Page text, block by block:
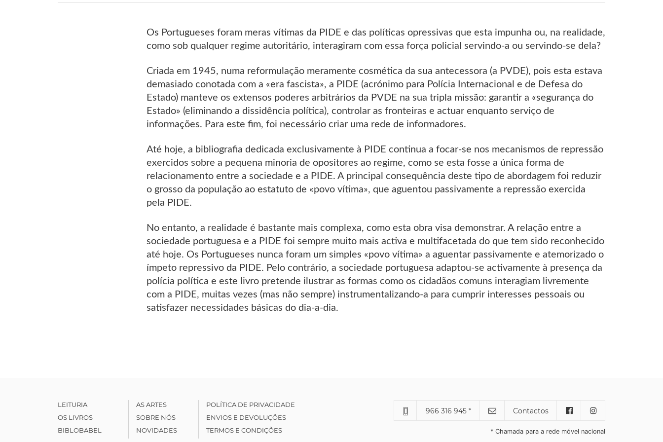
Os Portugueses foram meras vítimas da PIDE e das políticas opressivas que esta impunha ou, na realidade,
como sob qualquer regime autoritário, interagiram com essa força policial servindo-a ou servindo-se dela?
Criada em 1945, numa reformulação meramente cosmética da sua antecessora (a PVDE), pois esta estava
demasiado conotada com a «era fascista», a PIDE (acrónimo para Polícia Internacional e de Defesa do
Estado) manteve os extensos poderes arbitrários da PVDE na sua tripla missão: garantir a «segurança do
Estado» (eliminando a dissidência política), controlar as fronteiras e actuar enquanto serviço de
informações. Para este fim, foi necessário criar uma rede de informadores.
Até hoje, a bibliografia dedicada exclusivamente à PIDE continua a focar-se nos mecanismos de repressão
exercidos sobre a pequena minoria de opositores ao regime, como se esta fosse a única forma de
relacionamento entre a sociedade e a PIDE. A principal consequência deste tipo de abordagem foi reduzir
o grosso da população ao estatuto de «povo vítima», que aguentou passivamente a repressão exercida
pela PIDE.
No entanto, a realidade é bastante mais complexa, como esta obra visa demonstrar. A relação entre a
sociedade portuguesa e a PIDE foi sempre muito mais activa e multifacetada do que tem sido reconhecido
até hoje. Os Portugueses nunca foram um simples «povo vítima» a aguentar passivamente e atemorizado o
ímpeto repressivo da PIDE. Pelo contrário, a sociedade portuguesa adaptou-se activamente à presença da
polícia política e este livro pretende ilustrar as formas como os cidadãos comuns interagiam livremente
com a PIDE, muitas vezes (mas não sempre) instrumentalizando-a para cumprir interesses pessoais ou
satisfazer necessidades básicas do dia-a-dia.
LEITURIA
OS LIVROS
BIBLOBABEL
AS ARTES
SOBRE NÓS
NOVIDADES
POLÍTICA DE PRIVACIDADE
ENVIOS E DEVOLUÇÕES
TERMOS E CONDIÇÕES
966 316 945 * Contactos
* Chamada para a rede móvel nacional